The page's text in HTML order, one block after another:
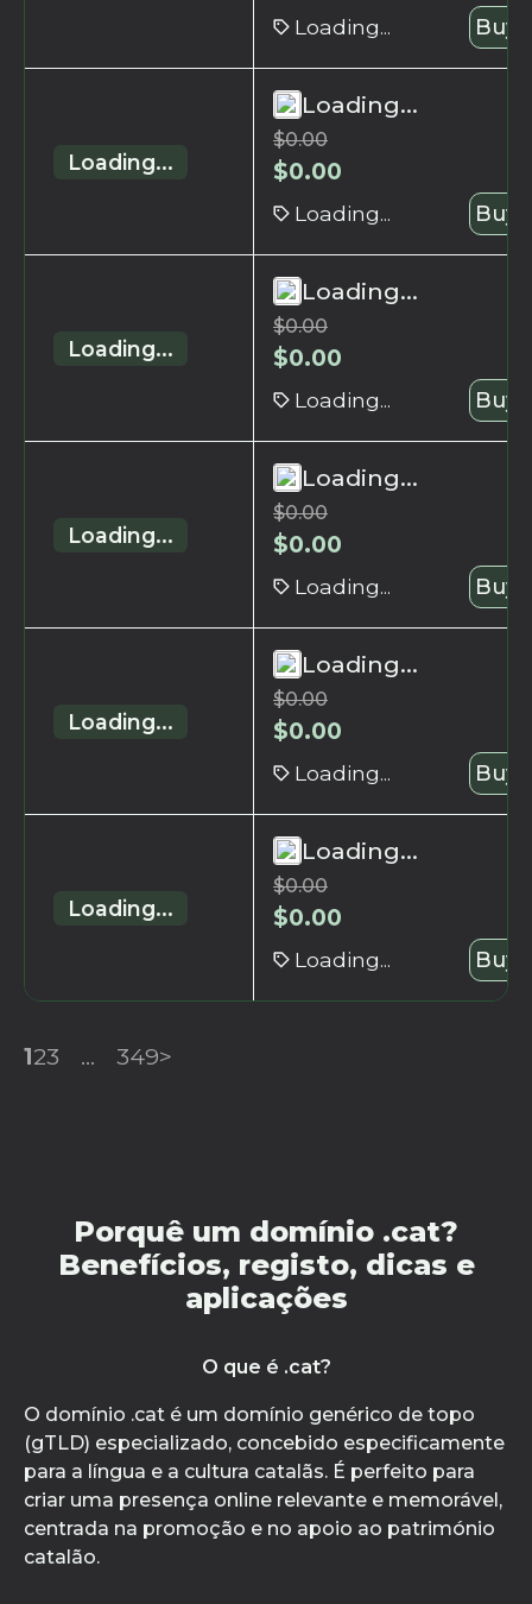
Loading... Buy
Loading...
Loading...
$0.00
$0.00
Loading... Buy
Loading...
Loading...
$0.00
$0.00
Loading... Buy
Loading...
Loading...
$0.00
$0.00
Loading... Buy
Loading...
Loading...
$0.00
$0.00
Loading... Buy
Loading...
Loading...
$0.00
$0.00
Loading... Buy
123 ... 349>
Porquê um domínio .cat?
Benefícios, registo, dicas e
aplicações
O que é .cat?
O domínio .cat é um domínio genérico de topo
(gTLD) especializado, concebido especificamente
para a língua e a cultura catalãs. É perfeito para
criar uma presença online relevante e memorável,
centrada na promoção e no apoio ao património
catalão.